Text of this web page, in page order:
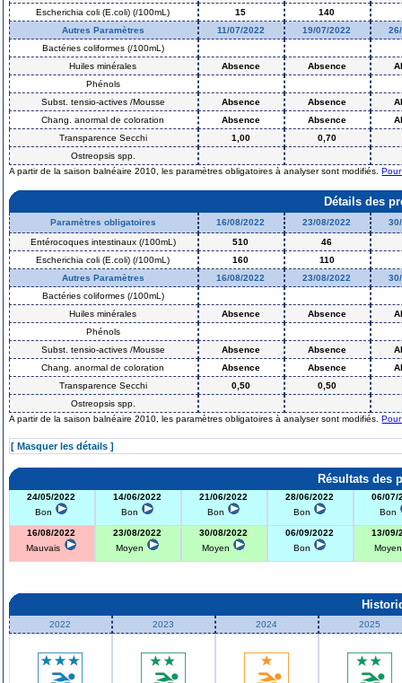
Escherichia coli (E.coli) (/100mL)
15
140
Autres Paramètres
11/07/2022 19/07/2022
Bactéries coliformes (/100mL)
Huiles minérales
Absence Absence
Phénols
Subst. tensio-actives /Mousse
Absence Absence
Chang. anormal de coloration
Absence Absence
Transparence Secchi
1,00
0,70
Ostreopsis spp.
A partir de la saison balnéaire 2010, les paramètres obligatoires à analyser sont modifiés.
Détails des
Paramètres obligatoires 16/08/2022 23/08/2022
Entérocoques intestinaux (/100mL)
510
46
Escherichia coli (E.coli) (/100mL)
160
110
Autres Paramètres
16/08/2022 23/08/2022
Bactéries coliformes (/100mL)
Huiles minérales
Absence Absence
Phénols
Subst. tensio-actives /Mousse
Absence Absence
Chang. anormal de coloration
Absence Absence
Transparence Secchi
0,50
0,50
Ostreopsis spp.
A partir de la saison balnéaire 2010, les paramètres obligatoires à analyser sont modifiés.
[ Masquer les détails ]
Résultats des
24/05/2022
Bon
14/06/2022
Bon
21/06/2022
Bon
28/06/2022
Bon
06/07/
Bon
16/08/2022
Mauvais
23/08/2022
Moyen
30/08/2022
Moyen
06/09/2022
Bon
13/09/
2022 2023 2024 2025